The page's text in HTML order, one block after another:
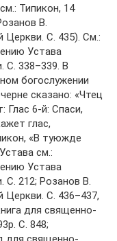
Типикон, 14
В.
Церкви. С. 435). См.:
Устава
С. 338–339. В
богослужении
сказано: «Чтец
Глас 6-й: Спаси,
глас,
«В туюжде
см.:
Устава
С. 212; Розанов В.
Церкви. С. 436–437,
для священно-
С. 848;